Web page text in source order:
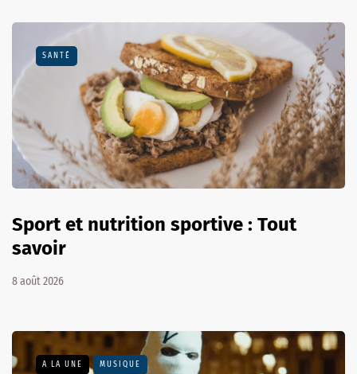
SANTÉ
Sport et nutrition sportive : Tout
savoir
8 août 2026
A LA UNE MUSIQUE